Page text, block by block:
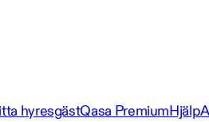
hyresgästQasa PremiumHjälp